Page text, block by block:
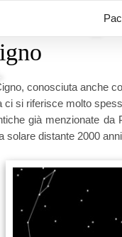
conosciuta anche
si riferisce molto
già menzionate da
distante 2000